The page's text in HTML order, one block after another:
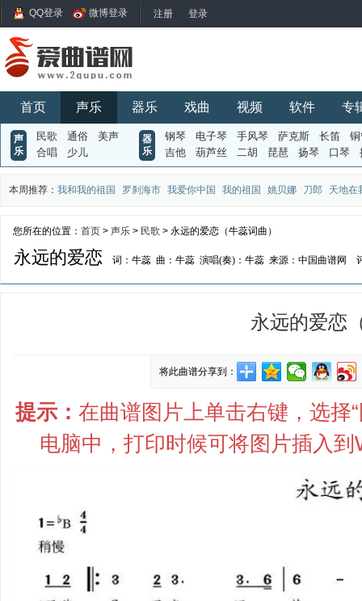
QQ登录 微博登录
首页 声乐 器乐 戏曲 视频 软件 专
声
乐
民歌 通俗
美声
合唱
少儿
器
乐
钢琴 电子琴 手风琴 萨克斯 长笛
吉他
葫芦丝 二胡 琵琶 扬琴 口琴
本周推荐： 我和我的祖国 罗刹海市 我爱你中国 我的祖国 姚贝娜 刀郎 天地在
您所在的位置： 首页 > 声乐 > 民歌 > 永远的爱恋（牛蕊词曲）
永远的爱恋 词：牛蕊 曲：牛蕊 演唱(奏)：牛蕊 来源：中国曲谱网
永远的爱恋
将此曲谱分享到：
提示： 在曲谱图片上单击右键，选择
电脑中，打印时候可将图片插入